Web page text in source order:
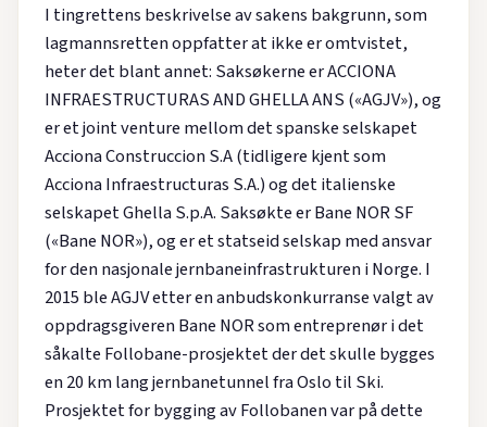
I tingrettens beskrivelse av sakens bakgrunn, som
lagmannsretten oppfatter at ikke er omtvistet,
heter det blant annet: Saksøkerne er ACCIONA
INFRAESTRUCTURAS AND GHELLA ANS («AGJV»), og
er et joint venture mellom det spanske selskapet
Acciona Construccion S.A (tidligere kjent som
Acciona Infraestructuras S.A.) og det italienske
selskapet Ghella S.p.A. Saksøkte er Bane NOR SF
(«Bane NOR»), og er et statseid selskap med ansvar
for den nasjonale jernbaneinfrastrukturen i Norge. I
2015 ble AGJV etter en anbudskonkurranse valgt av
oppdragsgiveren Bane NOR som entreprenør i det
såkalte Follobane-prosjektet der det skulle bygges
en 20 km lang jernbanetunnel fra Oslo til Ski.
Prosjektet for bygging av Follobanen var på dette